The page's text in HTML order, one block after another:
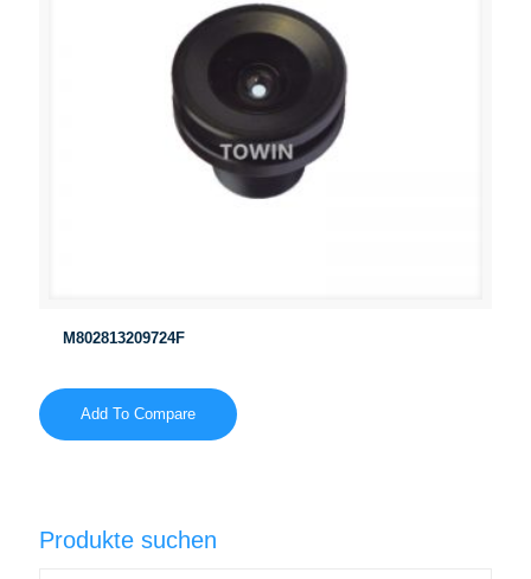
M802813209724F
Add To Compare
Produkte suchen